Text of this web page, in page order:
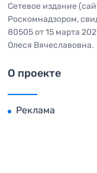
Сетевое издание
Роскомнадзором,
80505 от 15 марта
Олеся Вячеславовна.
О проекте
Реклама